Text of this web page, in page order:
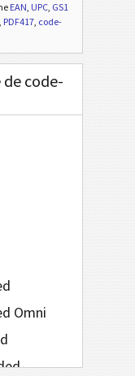
EAN, UPC, GS1
, PDF417, code-
de code-
Omni